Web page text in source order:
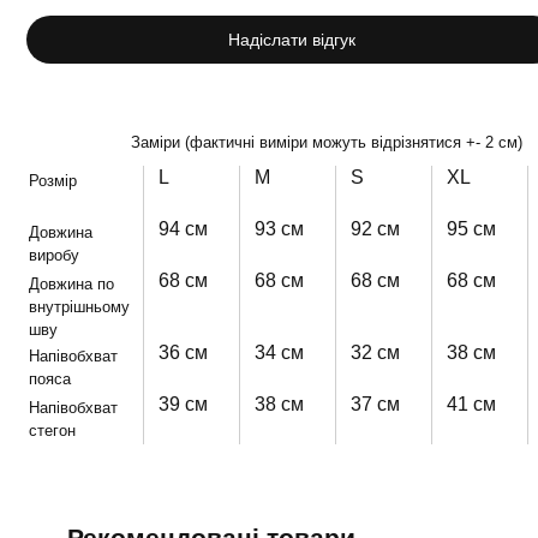
Надіслати відгук
Заміри (фактичні виміри можуть відрізнятися +- 2 см)
Розмір L M S XL
Довжина
виробу
94 см 93 см 92 см 95 см
Довжина по
внутрішньому
шву
68 см 68 см 68 см 68 см
Напівобхват
пояса
36 см 34 см 32 см 38 см
Напівобхват
стегон
39 см 38 см 37 см 41 см